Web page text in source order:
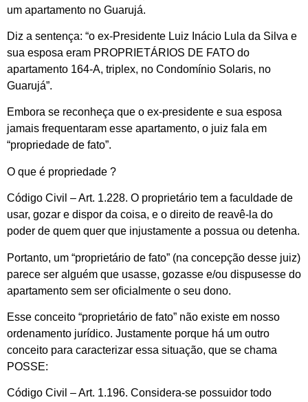
um apartamento no Guarujá.
Diz a sentença: “o ex-Presidente Luiz Inácio Lula da Silva e
sua esposa eram PROPRIETÁRIOS DE FATO do
apartamento 164-A, triplex, no Condomínio Solaris, no
Guarujá”.
Embora se reconheça que o ex-presidente e sua esposa
jamais frequentaram esse apartamento, o juiz fala em
“propriedade de fato”.
O que é propriedade ?
Código Civil – Art. 1.228. O proprietário tem a faculdade de
usar, gozar e dispor da coisa, e o direito de reavê-la do
poder de quem quer que injustamente a possua ou detenha.
Portanto, um “proprietário de fato” (na concepção desse juiz)
parece ser alguém que usasse, gozasse e/ou dispusesse do
apartamento sem ser oficialmente o seu dono.
Esse conceito “proprietário de fato” não existe em nosso
ordenamento jurídico. Justamente porque há um outro
conceito para caracterizar essa situação, que se chama
POSSE:
Código Civil – Art. 1.196. Considera-se possuidor todo